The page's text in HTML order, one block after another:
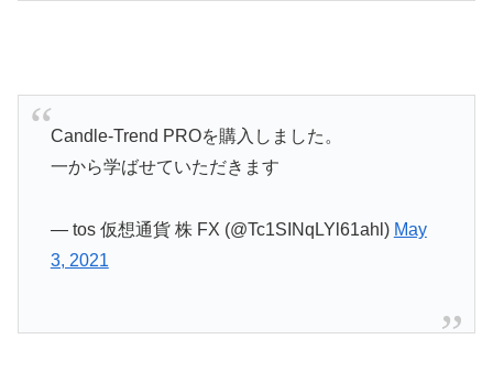
Candle-Trend PROを購入しました。
一から学ばせていただきます
— tos 仮想通貨 株 FX (@Tc1SINqLYl61ahl) May
3, 2021